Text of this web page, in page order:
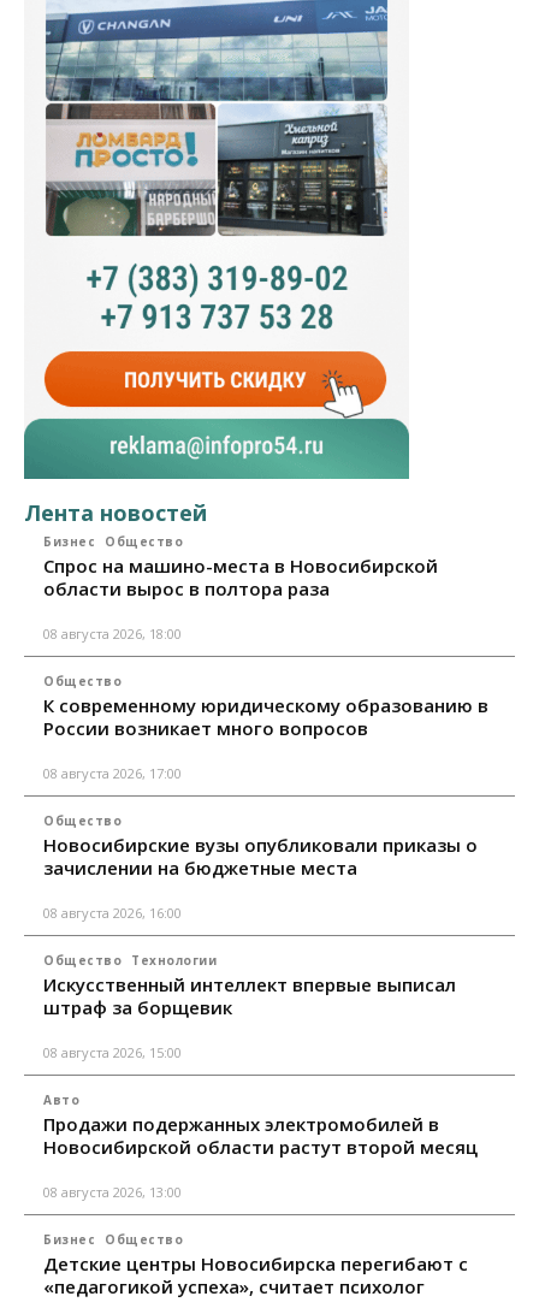
Лента новостей
Бизнес Общество
Спрос на машино-места в Новосибирской
области вырос в полтора раза
08 августа 2026, 18:00
Общество
К современному юридическому образованию в
России возникает много вопросов
08 августа 2026, 17:00
Общество
Новосибирские вузы опубликовали приказы о
зачислении на бюджетные места
08 августа 2026, 16:00
Общество Технологии
Искусственный интеллект впервые выписал
штраф за борщевик
08 августа 2026, 15:00
Авто
Продажи подержанных электромобилей в
Новосибирской области растут второй месяц
08 августа 2026, 13:00
Бизнес Общество
Детские центры Новосибирска перегибают с
«педагогикой успеха», считает психолог